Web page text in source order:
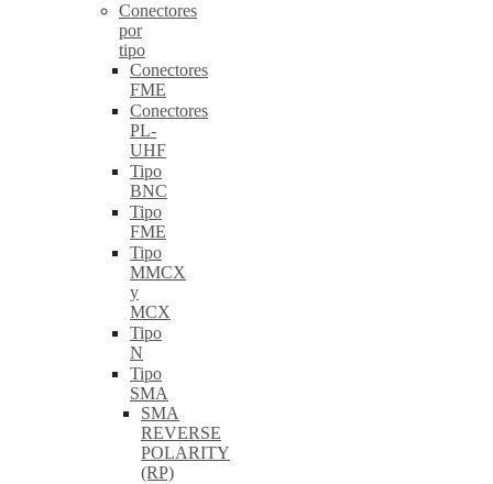
Conectores
por
tipo
Conectores
FME
Conectores
PL-
UHF
Tipo
BNC
Tipo
FME
Tipo
MMCX
y
MCX
Tipo
N
Tipo
SMA
SMA
REVERSE
POLARITY
(RP)